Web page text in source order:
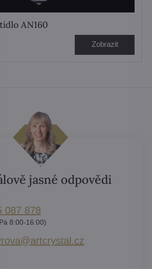
AN160
Zobrazit
jasné odpovědi
087 878​
8:00-16:00)